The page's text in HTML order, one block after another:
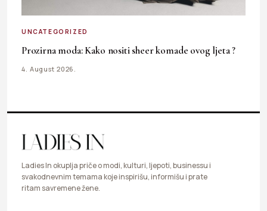
UNCATEGORIZED
Prozirna moda: Kako nositi sheer komade ovog ljeta ?
4. August 2026.
Ladies In okuplja priče o modi, kulturi, ljepoti, businessu i
svakodnevnim temama koje inspirišu, informišu i prate
ritam savremene žene.